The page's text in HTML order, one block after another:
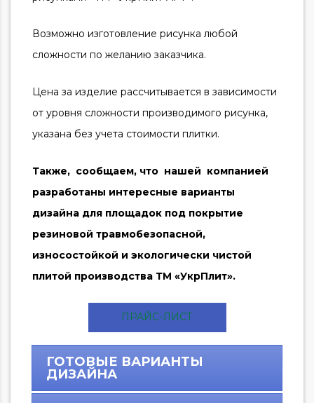
Возможно изготовление рисунка любой
сложности по желанию заказчика.
Цена за изделие рассчитывается в зависимости
от уровня сложности производимого рисунка,
указана без учета стоимости плитки.
Также, сообщаем, что нашей компанией
разработаны интересные варианты
дизайна для площадок под покрытие
резиновой травмобезопасной,
износостойкой и экологически чистой
плитой производства ТМ «УкрПлит».
ПРАЙС-ЛИСТ
ГОТОВЫЕ ВАРИАНТЫ
ДИЗАЙНА